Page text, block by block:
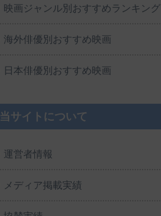
映画ジャンル別おすすめランキング
海外俳優別おすすめ映画
日本俳優別おすすめ映画
当サイトについて
運営者情報
メディア掲載実績